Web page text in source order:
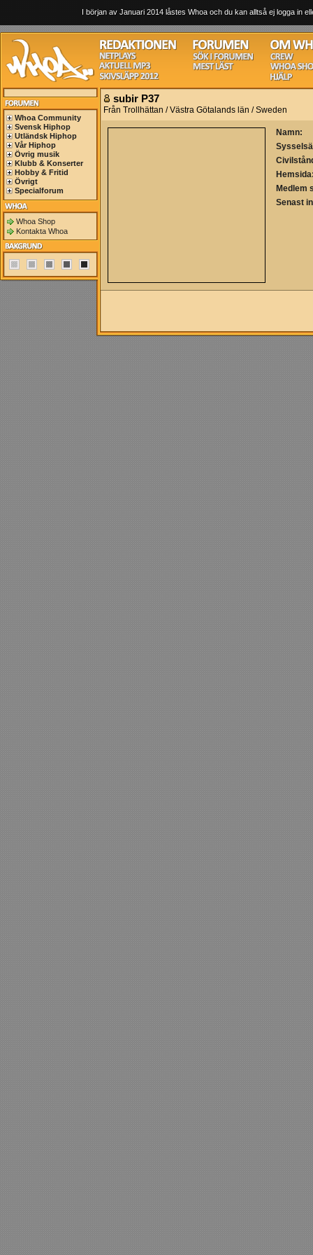
I början av Januari 2014 låstes Whoa och du kan alltså ej logga in
Whoa Community
Svensk Hiphop
Utländsk Hiphop
Vår Hiphop
Övrig musik
Klubb & Konserter
Hobby & Fritid
Övrigt
Specialforum
Whoa Shop
Kontakta Whoa
subir P37
Från Trollhättan / Västra Götalands län / Sweden
Namn:
Medlem
Senast